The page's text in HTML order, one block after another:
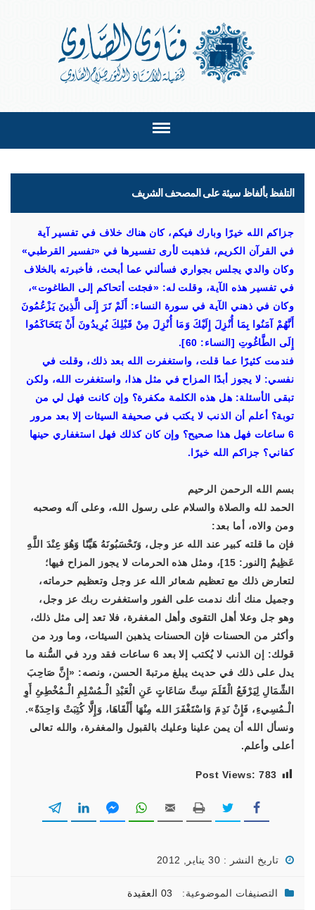
التلفظ بألفاظ سيئة على المصحف الشريف
جزاكم الله خيرًا وبارك فيكم، كان هناك خلاف في تفسير آية
في القرآن الكريم، فذهبت لأرى تفسيرها في «تفسير القرطبي»
وكان والدي يجلس بجواري فسألني عما أبحث، فأخبرته بالخلاف
في تفسير هذه الآية، وقلت له: «فجئت أتحاكم إلى الطاغوت»،
وكان في ذهني الآية في سورة النساء: أَلَمْ تَرَ إِلَى الَّذِينَ يَزْعُمُونَ
أَنَّهُمْ آمَنُوا بِمَا أُنْزِلَ إِلَيْكَ وَمَا أُنْزِلَ مِنْ قَبْلِكَ يُرِيدُونَ أَنْ يَتَحَاكَمُوا
إِلَى الطَّاغُوتِ [النساء: 60].
فندمت كثيرًا عما قلت، واستغفرت الله بعد ذلك، وقلت في
نفسي: لا يجوز أبدًا المزاح في مثل هذا، واستغفرت الله، ولكن
تبقى الأسئلة: هل هذه الكلمة مكفرة؟ وإن كانت فهل لي من
توبة؟ أعلم أن الذنب لا يكتب في صحيفة السيئات إلا بعد مرور
6 ساعات فهل هذا صحيح؟ وإن كان كذلك فهل استغفاري حينها
كفاني؟ جزاكم الله خيرًا.
بسم الله الرحمن الرحيم
الحمد لله والصلاة والسلام على رسول الله، وعلى آله وصحبه
ومن والاه، أما بعد:
فإن ما قلته كبير عند الله عز وجل، وَتَحْسَبُونَهُ هَيِّنًا وَهُوَ عِنْدَ اللَّهِ
عَظِيمٌ [النور: 15]، ومثل هذه الحرمات لا يجوز المزاح فيها؛
لتعارض ذلك مع تعظيم شعائر الله عز وجل وتعظيم حرماته،
وجميل منك أنك ندمت على الفور واستغفرت ربك عز وجل،
وهو جل وعلا أهل التقوى وأهل المغفرة، فلا تعد إلى مثل ذلك،
وأكثر من الحسنات فإن الحسنات يذهبن السيئات، وما ورد من
قولك: إن الذنب لا يُكتب إلا بعد 6 ساعات فقد ورد في السُّنة ما
يدل على ذلك في حديث يبلغ مرتبةَ الحسن، ونصه: «إِنَّ صَاحِبَ
الشِّمَالِ لِيَرْفَعُ الْقَلَمَ سِتَّ سَاعَاتٍ عَنِ الْعَبْدِ الْـمُسْلِمِ الْـمُخْطِئِ أَوِ
الْـمُسِيءِ، فَإِنْ نَدِمَ وَاسْتَغْفَرَ الله مِنْهَا أَلْقَاهَا، وَإِلَّا كُتِبَتْ وَاحِدَةً».
ونسأل الله أن يمن علينا وعليك بالقبول والمغفرة، والله تعالى
أعلى وأعلم.
Post Views: 783
تاريخ النشر : 30 يناير, 2012
التصنيفات الموضوعية: 03 العقيدة